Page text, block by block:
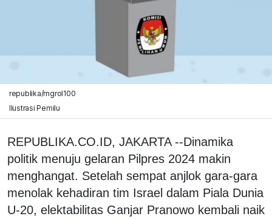
republika/mgrol100
Ilustrasi Pemilu
REPUBLIKA.CO.ID, JAKARTA --Dinamika
politik menuju gelaran Pilpres 2024 makin
menghangat. Setelah sempat anjlok gara-gara
menolak kehadiran tim Israel dalam Piala Dunia
U-20, elektabilitas Ganjar Pranowo kembali naik